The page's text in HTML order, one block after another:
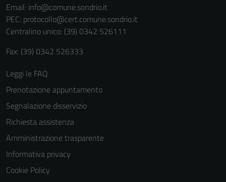
Email: info@comune.sondrio.it
PEC: protocollo@cert.comune.sondrio.it
Centralino unico: (39) 0342 526111
Fax: (39) 0342 526333
Leggi le FAQ
Prenotazione appuntamento
Segnalazione disservizio
Richiesta assistenza
Amministrazione trasparente
Informativa privacy
Cookie Policy